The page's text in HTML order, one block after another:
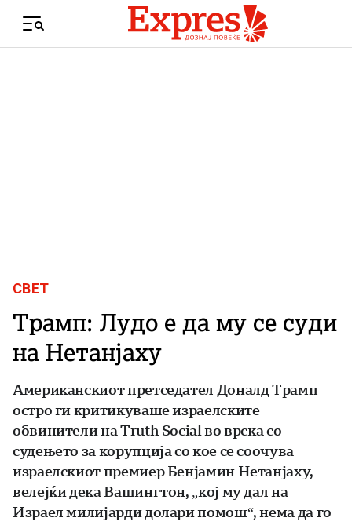
Menu
СВЕТ
Трамп: Лудо е да му се суди
на Нетанјаху
Американскиот претседател Доналд Трамп
остро ги критикуваше израелските
обвинители на Truth Social во врска со
судењето за корупција со кое се соочува
израелскиот премиер Бенјамин Нетанјаху,
велејќи дека Вашингтон, „кој му дал на
Израел милијарди долари помош“, нема да го